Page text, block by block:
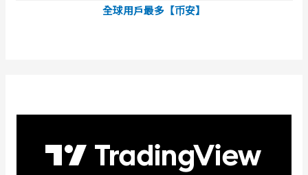
全球用戶最多【币安】